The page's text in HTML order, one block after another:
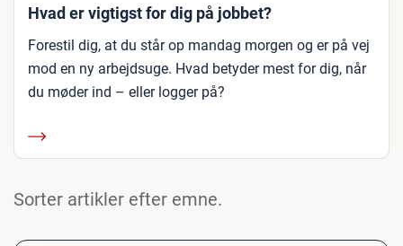
Hvad er vigtigst for dig på jobbet?
Forestil dig, at du står op mandag morgen og er på vej
mod en ny arbejdsuge. Hvad betyder mest for dig, når
du møder ind – eller logger på?
Sorter artikler efter emne.